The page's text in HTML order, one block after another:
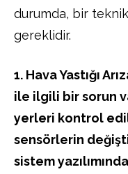
durumda, bir
gereklidir.
1. Hava Yastığı
ile ilgili bir sorun
yerleri kontrol
sensörlerin
sistem